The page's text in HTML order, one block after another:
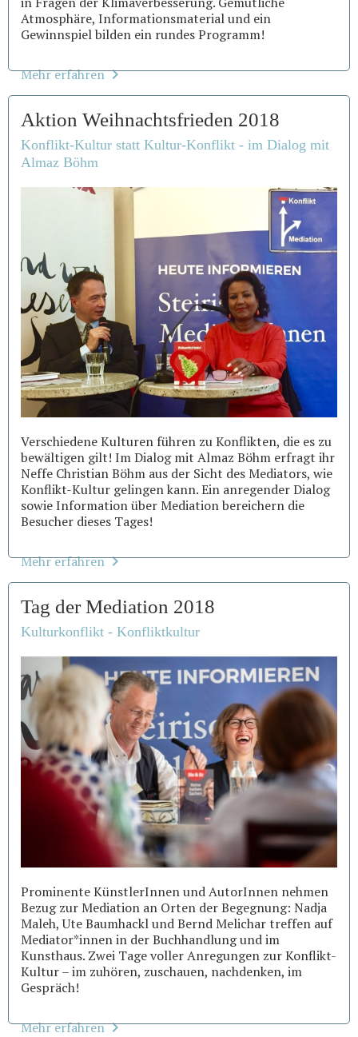
Atmosphäre, Informationsmaterial und ein
Gewinnspiel bilden ein rundes Programm!
Mehr erfahren
Aktion Weihnachtsfrieden 2018
Konflikt-Kultur statt Kultur-Konflikt - im Dialog mit
Almaz Böhm
Verschiedene Kulturen führen zu Konflikten, die es zu
bewältigen gilt! Im Dialog mit Almaz Böhm erfragt ihr
Neffe Christian Böhm aus der Sicht des Mediators, wie
Konflikt-Kultur gelingen kann. Ein anregender Dialog
sowie Information über Mediation bereichern die
Besucher dieses Tages!
Mehr erfahren
Tag der Mediation 2018
Kulturkonflikt - Konfliktkultur
Prominente KünstlerInnen und AutorInnen nehmen
Bezug zur Mediation an Orten der Begegnung: Nadja
Maleh, Ute Baumhackl und Bernd Melichar treffen auf
Mediator*innen in der Buchhandlung und im
Kunsthaus. Zwei Tage voller Anregungen zur Konflikt-
Kultur – im zuhören, zuschauen, nachdenken, im
Gespräch!
Mehr erfahren